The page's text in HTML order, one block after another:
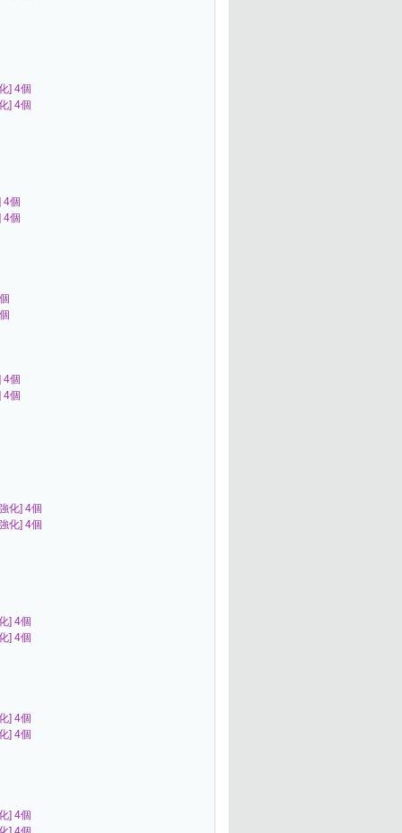
] 4個
] 4個
4個
4個
4個
4個
化] 4個
化] 4個
] 4個
] 4個
] 4個
] 4個
] 4個